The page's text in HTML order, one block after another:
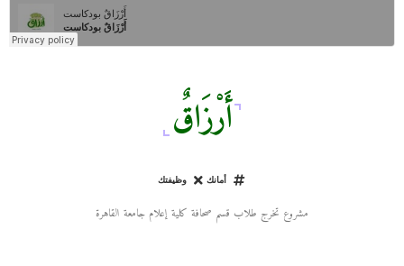
أَرْزَاقٌ
أمانك وظيفتك
مشروع تخرج طلاب قسم صحافة كلية إعلام جامعة القاهرة